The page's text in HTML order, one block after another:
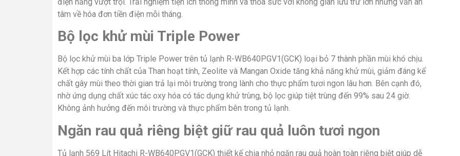
tâm về hóa đơn tiền điện mỗi tháng.
Bộ lọc khử mùi Triple Power
Bộ lọc khử mùi ba lớp Triple Power trên tủ lạnh R-WB640PGV1(GCK) loại bỏ 7 thành phần mùi khó chịu.
Kết hợp các tính chất của Than hoạt tính, Zeolite và Mangan Oxide tăng khả năng khử mùi, giảm đáng kể
chất gây mùi theo thời gian trả lại môi trường trong lành cho thực phẩm tươi ngon lâu hơn. Bên cạnh đó,
nhờ ứng dụng chất xúc tác oxy hóa có tác dụng khử trùng, bộ lọc giúp tiệt trùng đến 99% sau 24 giờ.
Không ảnh hưởng đến môi trường và thực phẩm bên trong tủ lạnh.
Ngăn rau quả riêng biệt giữ rau quả luôn tươi ngon
Tủ lạnh 569 Lít Hitachi R-WB640PGV1(GCK) thiết kế chia nhỏ ngăn rau quả hoàn toàn riêng biệt giúp dễ